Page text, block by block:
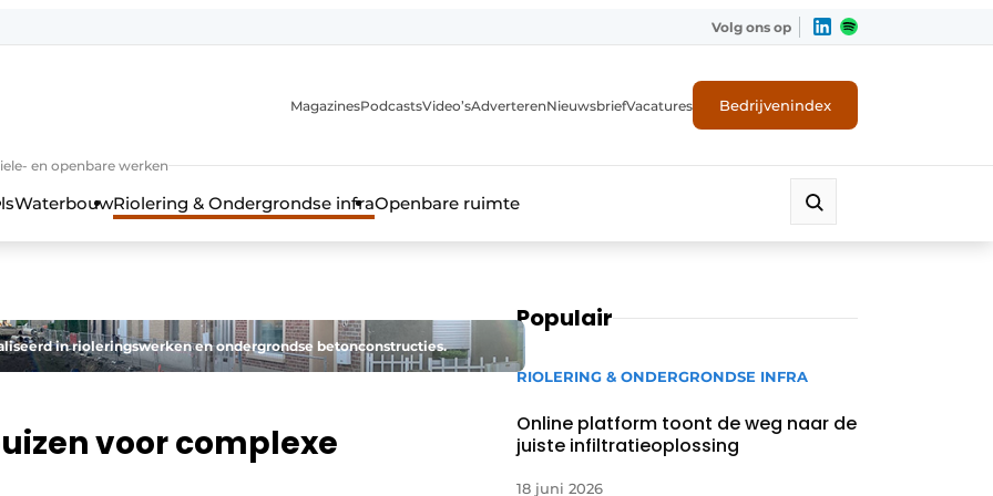
Volg ons op
en openbare werken
MagazinesPodcastsVideo’sAdverterenNieuwsbriefVacatures Bedrijvenindex
WaterbouwRiolering & Ondergrondse infraOpenbare ruimte
in rioleringswerken en ondergrondse betonconstructies.
voor complexe
Populair
RIOLERING & ONDERGRONDSE INFRA
Online platform toont de weg naar de
juiste infiltratieoplossing
18 juni 2026